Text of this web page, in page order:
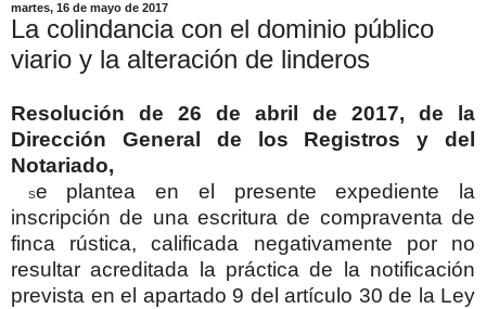
martes, 16 de mayo de 2017
La colindancia con el dominio público
viario y la alteración de linderos
Resolución de 26 de abril de 2017, de la
Dirección General de los Registros y del
Notariado,
Se plantea en el presente expediente la
inscripción de una escritura de compraventa de
finca rústica, calificada negativamente por no
resultar acreditada la práctica de la notificación
prevista en el apartado 9 del artículo 30 de la Ley